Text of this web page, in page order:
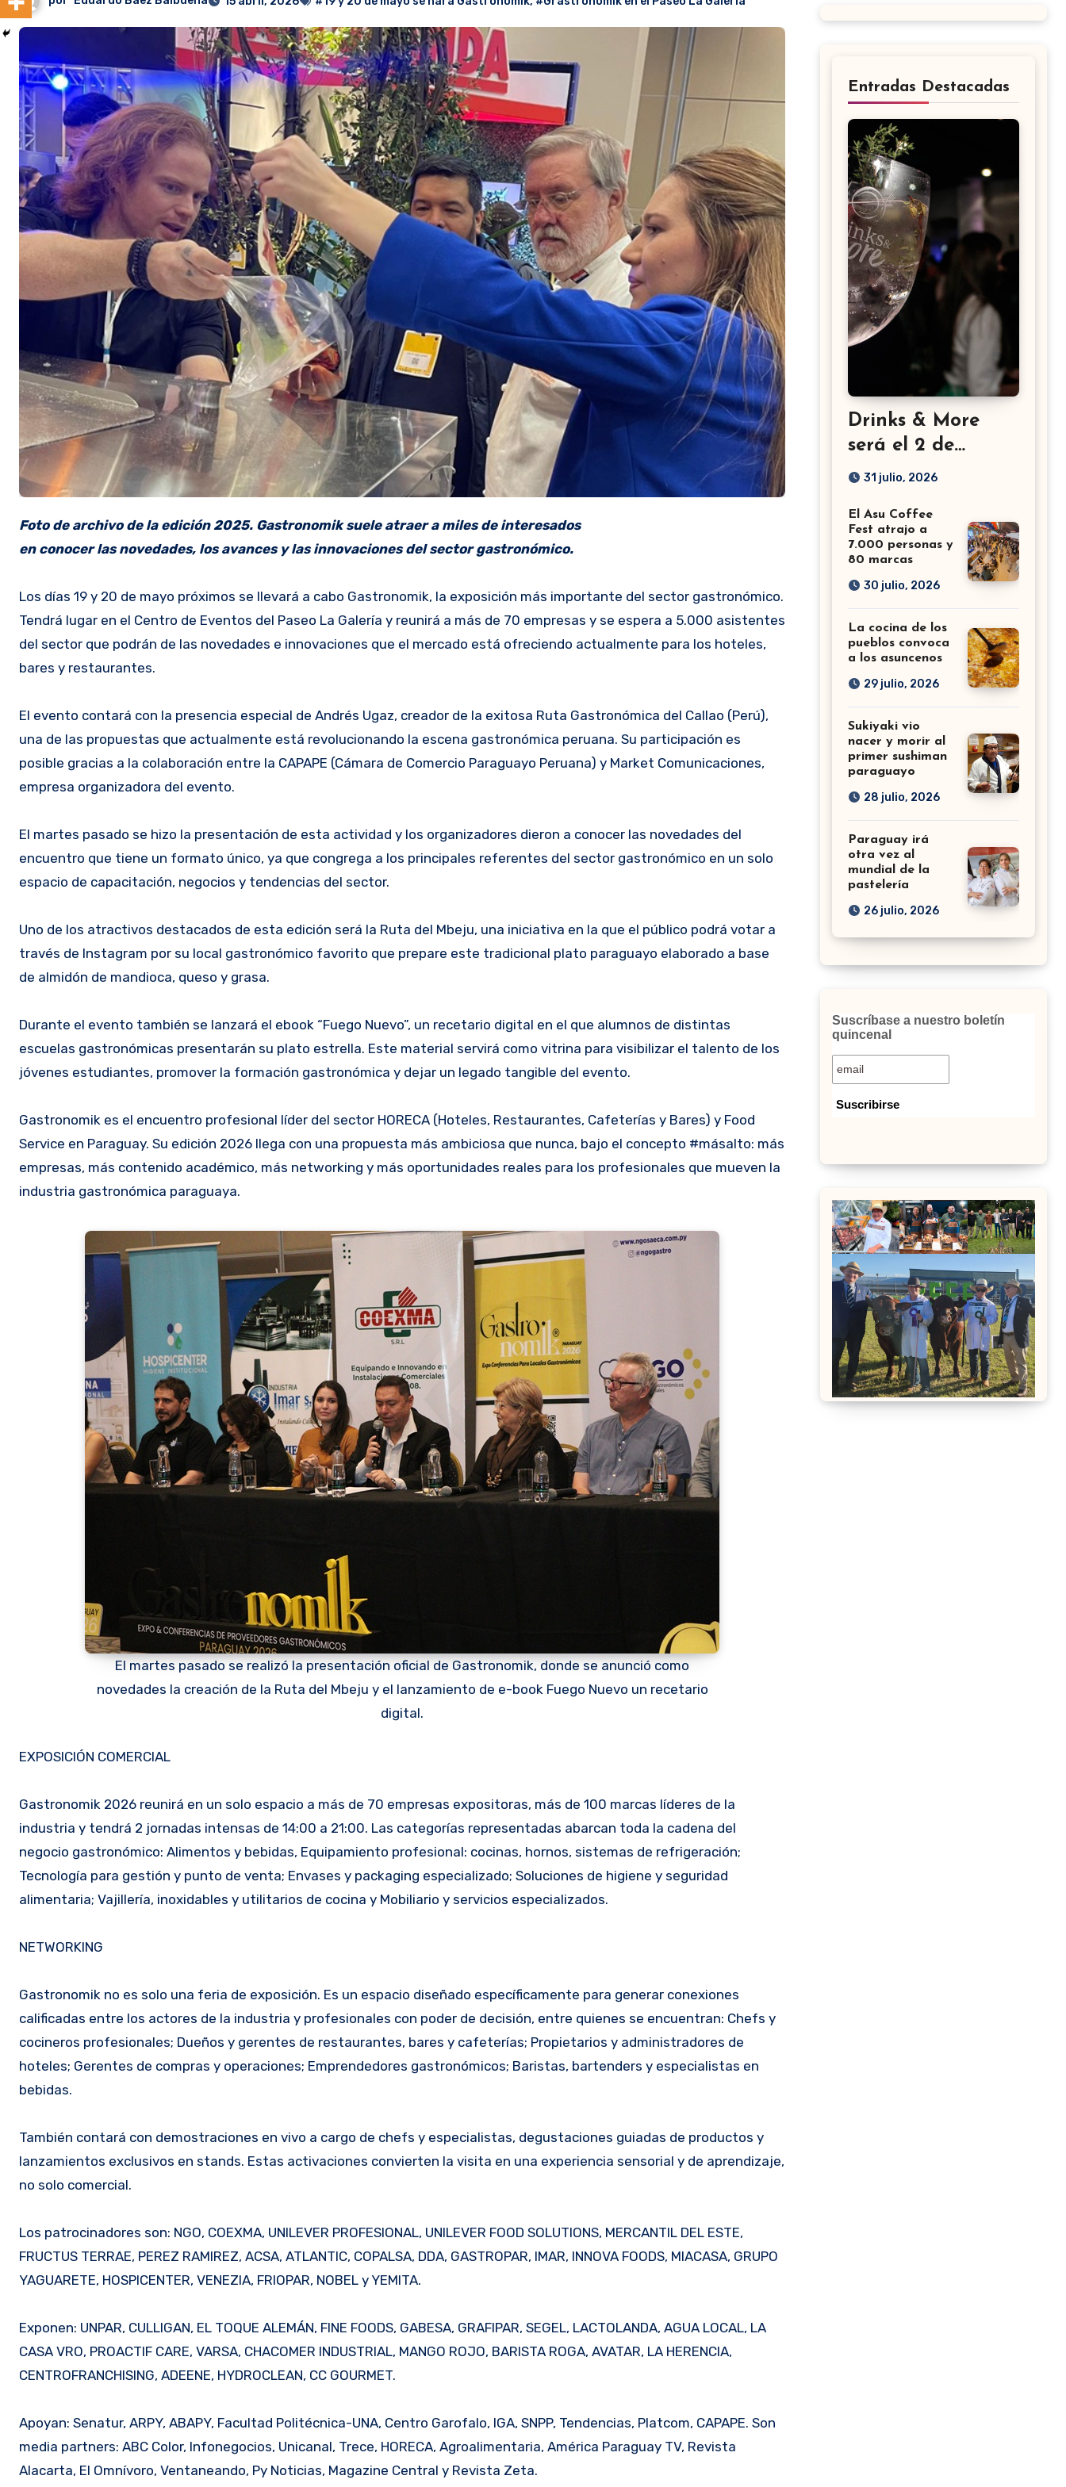
Foto de archivo de la edición 2025. Gastronomik suele atraer a miles de interesados
en conocer las novedades, los avances y las innovaciones del sector gastronómico.
Los días 19 y 20 de mayo próximos se llevará a cabo Gastronomik, la exposición más importante del sector gastronómico.
Tendrá lugar en el Centro de Eventos del Paseo La Galería y reunirá a más de 70 empresas y se espera a 5.000 asistentes
del sector que podrán de las novedades e innovaciones que el mercado está ofreciendo actualmente para los hoteles,
bares y restaurantes.
El evento contará con la presencia especial de Andrés Ugaz, creador de la exitosa Ruta Gastronómica del Callao (Perú),
una de las propuestas que actualmente está revolucionando la escena gastronómica peruana. Su participación es
posible gracias a la colaboración entre la CAPAPE (Cámara de Comercio Paraguayo Peruana) y Market Comunicaciones,
empresa organizadora del evento.
El martes pasado se hizo la presentación de esta actividad y los organizadores dieron a conocer las novedades del
encuentro que tiene un formato único, ya que congrega a los principales referentes del sector gastronómico en un solo
espacio de capacitación, negocios y tendencias del sector.
Uno de los atractivos destacados de esta edición será la Ruta del Mbeju, una iniciativa en la que el público podrá votar a
través de Instagram por su local gastronómico favorito que prepare este tradicional plato paraguayo elaborado a base
de almidón de mandioca, queso y grasa.
Durante el evento también se lanzará el ebook “Fuego Nuevo”, un recetario digital en el que alumnos de distintas
escuelas gastronómicas presentarán su plato estrella. Este material servirá como vitrina para visibilizar el talento de los
jóvenes estudiantes, promover la formación gastronómica y dejar un legado tangible del evento.
Gastronomik es el encuentro profesional líder del sector HORECA (Hoteles, Restaurantes, Cafeterías y Bares) y Food
Service en Paraguay. Su edición 2026 llega con una propuesta más ambiciosa que nunca, bajo el concepto #másalto: más
empresas, más contenido académico, más networking y más oportunidades reales para los profesionales que mueven la
industria gastronómica paraguaya.
El martes pasado se realizó la presentación oficial de Gastronomik, donde se anunció como
novedades la creación de la Ruta del Mbeju y el lanzamiento de e-book Fuego Nuevo un recetario
digital.
EXPOSICIÓN COMERCIAL
Gastronomik 2026 reunirá en un solo espacio a más de 70 empresas expositoras, más de 100 marcas líderes de la
industria y tendrá 2 jornadas intensas de 14:00 a 21:00. Las categorías representadas abarcan toda la cadena del
negocio gastronómico: Alimentos y bebidas, Equipamiento profesional: cocinas, hornos, sistemas de refrigeración;
Tecnología para gestión y punto de venta; Envases y packaging especializado; Soluciones de higiene y seguridad
alimentaria; Vajillería, inoxidables y utilitarios de cocina y Mobiliario y servicios especializados.
NETWORKING
Gastronomik no es solo una feria de exposición. Es un espacio diseñado específicamente para generar conexiones
calificadas entre los actores de la industria y profesionales con poder de decisión, entre quienes se encuentran: Chefs y
cocineros profesionales; Dueños y gerentes de restaurantes, bares y cafeterías; Propietarios y administradores de
hoteles; Gerentes de compras y operaciones; Emprendedores gastronómicos; Baristas, bartenders y especialistas en
bebidas.
También contará con demostraciones en vivo a cargo de chefs y especialistas, degustaciones guiadas de productos y
lanzamientos exclusivos en stands. Estas activaciones convierten la visita en una experiencia sensorial y de aprendizaje,
no solo comercial.
Los patrocinadores son: NGO, COEXMA, UNILEVER PROFESIONAL, UNILEVER FOOD SOLUTIONS, MERCANTIL DEL ESTE,
FRUCTUS TERRAE, PEREZ RAMIREZ, ACSA, ATLANTIC, COPALSA, DDA, GASTROPAR, IMAR, INNOVA FOODS, MIACASA, GRUPO
YAGUARETE, HOSPICENTER, VENEZIA, FRIOPAR, NOBEL y YEMITA.
Exponen: UNPAR, CULLIGAN, EL TOQUE ALEMÁN, FINE FOODS, GABESA, GRAFIPAR, SEGEL, LACTOLANDA, AGUA LOCAL, LA
CASA VRO, PROACTIF CARE, VARSA, CHACOMER INDUSTRIAL, MANGO ROJO, BARISTA ROGA, AVATAR, LA HERENCIA,
CENTROFRANCHISING, ADEENE, HYDROCLEAN, CC GOURMET.
Apoyan: Senatur, ARPY, ABAPY, Facultad Politécnica-UNA, Centro Garofalo, IGA, SNPP, Tendencias, Platcom, CAPAPE. Son
media partners: ABC Color, Infonegocios, Unicanal, Trece, HORECA, Agroalimentaria, América Paraguay TV, Revista
Alacarta, El Omnívoro, Ventaneando, Py Noticias, Magazine Central y Revista Zeta.
Entradas Destacadas
Drinks & More
será el 2 de
setiembre en el
31 julio, 2026
El Asu Coffee
Fest atrajo a
7.000 personas y
80 marcas
30 julio, 2026
La cocina de los
pueblos convoca
a los asuncenos
29 julio, 2026
Sukiyaki vio
nacer y morir al
primer sushiman
paraguayo
28 julio, 2026
Paraguay irá
otra vez al
mundial de la
pastelería
26 julio, 2026
Suscríbase a nuestro boletín
quincenal